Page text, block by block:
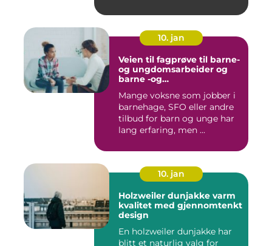
10. jan
Veien til fagprøve til barne-
og ungdomsarbeider og
barne -og
Mange voksne som jobber i
barnehage, SFO eller andre
tilbud for barn og unge har
lang erfaring, men ...
10. jan
Holzweiler dunjakke varm
kvalitet med gjennomtenkt
design
En holzweiler dunjakke har
blitt et naturlig valg for